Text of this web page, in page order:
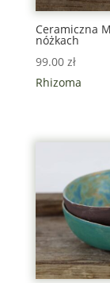
Ceramiczna
nóżkach
99.00 zł
Rhizoma